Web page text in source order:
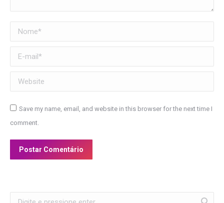
Nome *
E-mail *
Website
Save my name, email, and website in this browser for the next time I
comment.
Postar Comentário
Search: